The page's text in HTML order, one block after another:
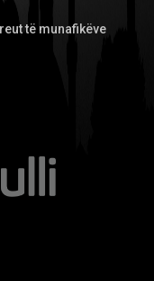
të munafikëve